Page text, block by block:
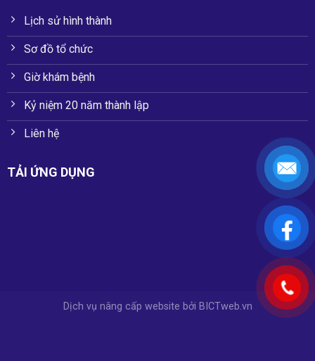
Lịch sử hình thành
Sơ đồ tổ chức
Giờ khám bệnh
Kỷ niệm 20 năm thành lập
Liên hệ
TẢI ỨNG DỤNG
Dịch vụ nâng cấp website bởi BICTweb.vn